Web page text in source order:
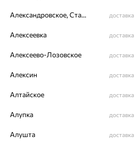
Купить
4 платежа по 37 908
Нужна помощь
Описание
Вид изделия:
Металл:
Александровское, Ставропольский край доставка
Алексеевка доставка
Алексеево-Лозовское доставка
Алексин доставка
Алтайское доставка
Алупка доставка
Алушта доставка